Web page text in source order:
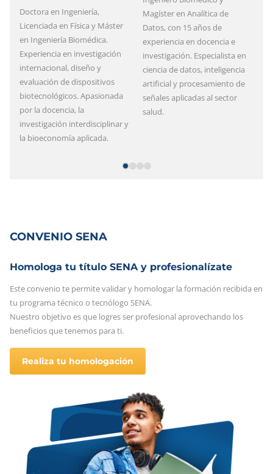
Doctora en Ingeniería,
Licenciada en Física y Máster
en Ingeniería Biomédica.
Experiencia en investigación
internacional, diseño y
evaluación de dispositivos
biotecnológicos. Apasionada
por la docencia, la
investigación interdisciplinar y
la bioeconomía aplicada.
Magíster en Analítica de
Datos, con 15 años de
experiencia en docencia e
investigación. Especialista en
ciencia de datos, inteligencia
artificial y procesamiento de
señales aplicadas al sector
salud.
CONVENIO SENA
Homologa tu título SENA y profesionalízate
Este convenio te permite validar y homologar la formación recibida en
tu programa técnico o tecnólogo SENA.
Nuestro objetivo es que logres ser profesional aprovechando los
beneficios que tenemos para ti.
Realiza tu homologación